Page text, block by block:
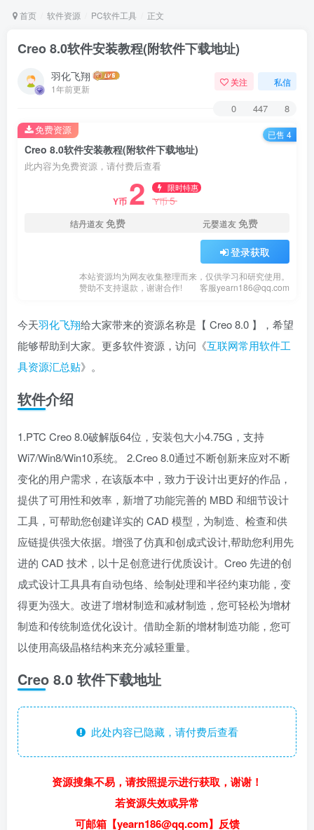
首页 软件资源 PC软件工具 正文
Creo 8.0软件安装教程(附软件下载地址)
羽化飞翔
1年前更新
关注 私信
0 447 8
Creo 8.0软件安装教程(附软件下载地址)
此内容为免费资源，请付费后查看
Y币 2 限时特惠
Y币5
结丹道友免费 元婴道友免费
登录获取
本站资源均为网友收集整理而来，仅供学习和研究使用。
赞助不支持退款，谢谢合作!
客服yearn186@qq.com
免费资源 已售 4
今天羽化飞翔给大家带来的资源名称是【 Creo 8.0 】，希望
能够帮助到大家。更多软件资源，访问《互联网常用软件工
具资源汇总贴》。
软件介绍
1.PTC Creo 8.0破解版64位，安装包大小4.75G，支持
Wi7/Win8/Win10系统。 2.Creo 8.0通过不断创新来应对不断
变化的用户需求，在该版本中，致力于设计出更好的作品，
提供了可用性和效率，新增了功能完善的 MBD 和细节设计
工具，可帮助您创建详实的 CAD 模型，为制造、检查和供
应链提供强大依据。增强了仿真和创成式设计,帮助您利用先
进的 CAD 技术，以十足创意进行优质设计。Creo 先进的创
成式设计工具具有自动包络、绘制处理和半径约束功能，变
得更为强大。改进了增材制造和减材制造，您可轻松为增材
制造和传统制造优化设计。借助全新的增材制造功能，您可
以使用高级晶格结构来充分减轻重量。
Creo 8.0 软件下载地址
此处内容已隐藏，请付费后查看
资源搜集不易，请按照提示进行获取，谢谢！
若资源失效或异常
可邮箱【yearn186@qq.com】反馈